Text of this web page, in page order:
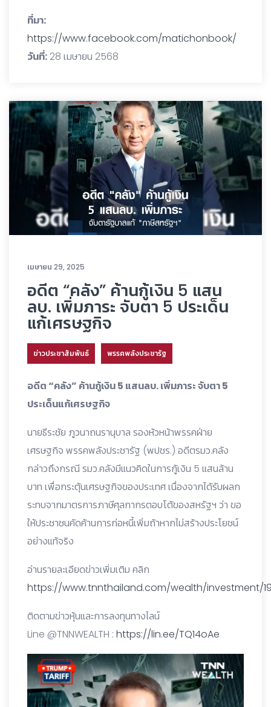
ที่มา:
https://www.facebook.com/matichonbook/
วันที่: 28 เมษายน 2568
เมษายน 29, 2025
อดีต “คลัง” ค้านกู้เงิน 5 แสน
ลบ. เพิ่มภาระ จับตา 5 ประเด็น
แก้เศรษฐกิจ
ข่าวประชาสัมพันธ์ พรรคพลังประชารัฐ
อดีต “คลัง” ค้านกู้เงิน 5 แสนลบ. เพิ่มภาระ จับตา 5
ประเด็นแก้เศรษฐกิจ
นายธีระชัย ภูวนาถนรานุบาล รองหัวหน้าพรรคฝ่าย
เศรษฐกิจ พรรคพลังประชารัฐ (พปชร.) อดีตรมว.คลัง
กล่าวถึงกรณี รมว.คลังมีแนวคิดในการกู้เงิน 5 แสนล้าน
บาท เพื่อกระตุ้นเศรษฐกิจของประเทศ เนื่องจากได้รับผลก
ระทบจากมาตรการภาษีศุลกากรตอบโต้ของสหรัฐฯ ว่า ขอ
ให้ประชาชนคัดค้านการก่อหนี้เพิ่มถ้าหากไม่สร้างประโยชน์
อย่างแท้จริง
อ่านรายละเอียดข่าวเพิ่มเติม คลิก
https://www.tnnthailand.com/wealth/investment/
ติดตามข่าวหุ้นและการลงทุนทางไลน์
Line @TNNWEALTH : https://lin.ee/TQ14oAe